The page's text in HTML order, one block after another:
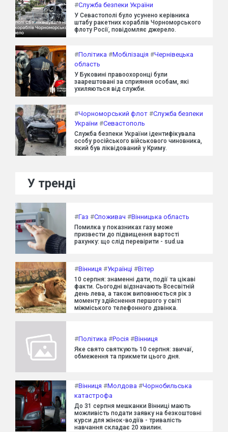
#Служба безпеки України
У Севастополі було усунено керівника
штабу ракетних кораблів Чорноморського
флоту Росії, повідомляє джерело.
#Політика #Мобілізація #Чернівецька
область
У Буковині правоохоронці були
заарештовані за сприяння особам, які
ухиляються від служби.
#Чорноморський флот #Служба безпеки
України #Севастополь
Служба безпеки України ідентифікувала
особу російського військового чиновника,
який був ліквідований у Криму.
У тренді
#Газ #Споживач #Вінницька область
Помилка у показниках газу може
призвести до підвищення вартості
рахунку: що слід перевірити - sud.ua
#Вінниця #Українці #Вітер
10 серпня: знаменні дати, події та цікаві
факти. Сьогодні відзначають Всесвітній
день лева, а також виповнюється рік з
моменту здійснення першого у світі
міжміського телефонного дзвінка.
#Політика #Росія #Вінниця
Яке свято святкують 10 серпня: звичаї,
обмеження та прикмети цього дня.
#Вінниця #Молдова #Чорнобильська
катастрофа
До 31 серпня мешканки Вінниці мають
можливість подати заявку на безкоштовні
курси для жінок-водіїв - тривалість
навчання складає 20 хвилин.